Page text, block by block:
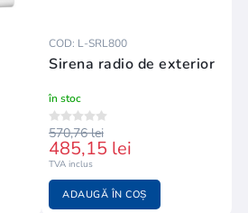
COD: L-SRL800
Sirena radio de exterior
în stoc
570,76 lei
485,15 lei
TVA inclus
ADAUGĂ ÎN COȘ